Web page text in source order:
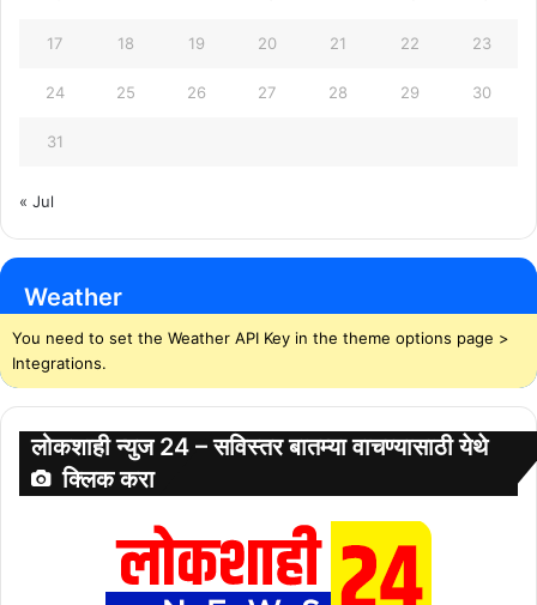
17 18 19 20 21 22 23
24 25 26 27 28 29 30
31
« Jul
Weather
You need to set the Weather API Key in the theme options page >
Integrations.
लोकशाही न्युज 24 – सविस्तर बातम्या वाचण्यासाठी येथे
क्लिक करा